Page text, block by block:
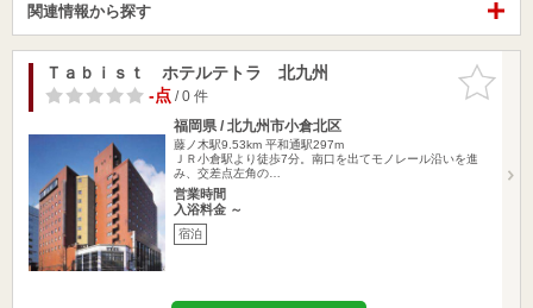
関連情報から探す
お気に入
りに追加
Ｔａｂｉｓｔ ホテルテトラ 北九州
-点/ 0 件
福岡県 / 北九州市小倉北区
藤ノ木駅9.53km 平和通駅297m
ＪＲ小倉駅より徒歩7分。南口を出てモノレール沿いを進
み、交差点左角の…
営業時間
入浴料金 ～
宿泊